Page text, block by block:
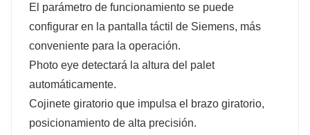
El parámetro de funcionamiento se puede
configurar en la pantalla táctil de Siemens, más
conveniente para la operación.
Photo eye detectará la altura del palet
automáticamente.
Cojinete giratorio que impulsa el brazo giratorio,
posicionamiento de alta precisión.